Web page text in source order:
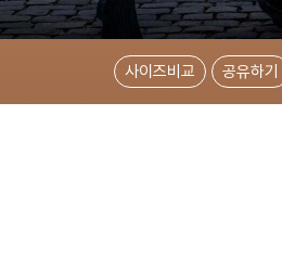
사이즈비교 공유하기